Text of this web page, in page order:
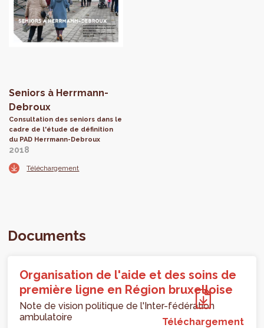
Seniors à Herrmann-
Debroux
Consultation des seniors dans le
cadre de l'étude de définition
du PAD Herrmann-Debroux
2018
Téléchargement
Documents
Organisation de l'aide et des soins de
première ligne en Région bruxelloise
Note de vision politique de l'Inter-fédération
ambulatoire
Téléchargement